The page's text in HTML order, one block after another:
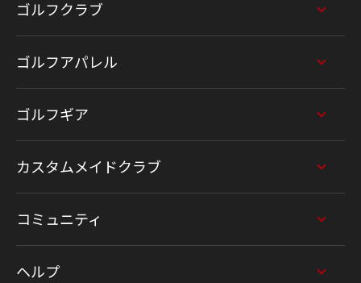
ゴルフクラブ
ゴルフアパレル
ゴルフギア
カスタムメイドクラブ
コミュニティ
ヘルプ